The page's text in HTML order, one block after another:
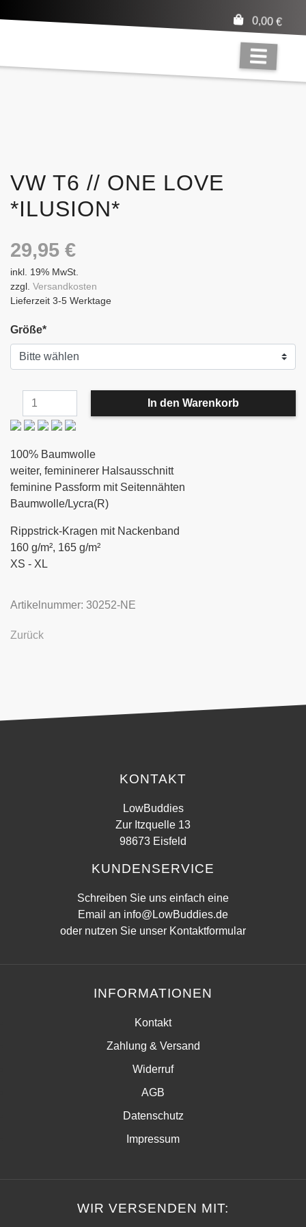
0,00€
VW T6 // ONE LOVE
*ILUSION*
29,95 €
inkl. 19% MwSt.
zzgl. Versandkosten
Lieferzeit 3-5 Werktage
Größe*
100% Baumwolle
weiter, femininerer Halsausschnitt
feminine Passform mit Seitennähten
Baumwolle/Lycra(R)
Rippstrick-Kragen mit Nackenband
160 g/m², 165 g/m²
XS - XL
Artikelnummer: 30252-NE
Zurück
KONTAKT
LowBuddies
Zur Itzquelle 13
98673 Eisfeld
KUNDENSERVICE
Schreiben Sie uns einfach eine
Email an info@LowBuddies.de
oder nutzen Sie unser Kontaktformular
INFORMATIONEN
Kontakt
Zahlung & Versand
Widerruf
AGB
Datenschutz
Impressum
WIR VERSENDEN MIT: